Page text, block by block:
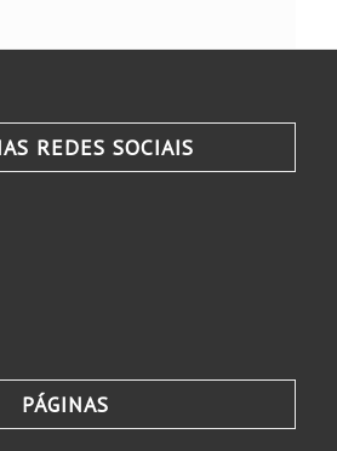
REDES SOCIAIS
PÁGINAS